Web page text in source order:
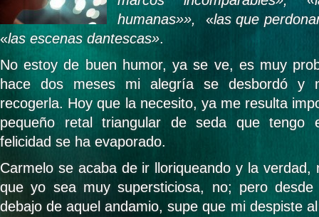
humanas»»,
«las que
«las escenas dantescas».
No estoy de buen humor, ya se ve, es muy
hace dos meses mi alegría se desbordó y
recogerla. Hoy que la necesito, ya me resulta
pequeño retal triangular de seda que tengo
felicidad se ha evaporado.
Carmelo se acaba de ir lloriqueando y la verdad,
que yo sea muy supersticiosa, no; pero
debajo de aquel andamio, supe que mi despiste